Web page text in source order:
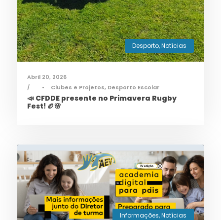
Desporto,Notícias
Abril 20, 2026
•
Clubes e Projetos, Desporto Escolar
📣 CFDDE presente no Primavera Rugby
Fest! 🏉🌸
Informações,Notícias